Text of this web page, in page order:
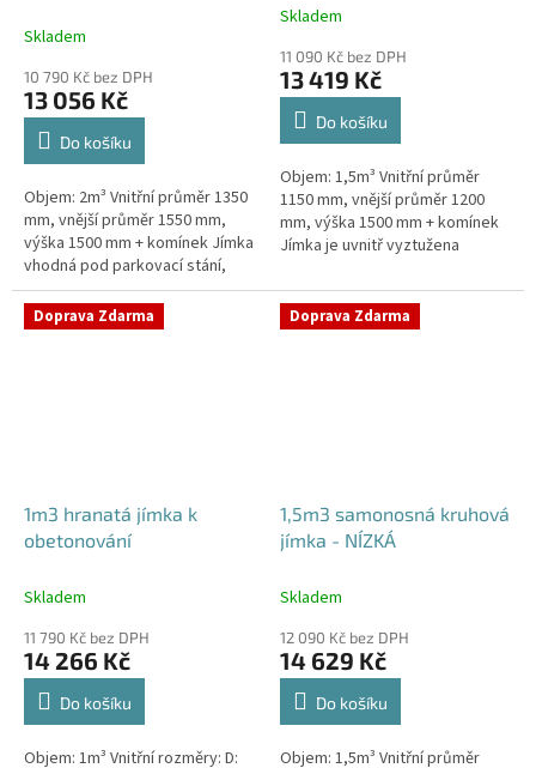
Skladem
10 790 Kč bez DPH
13 056 Kč
Do košíku
Objem: 2m³ Vnitřní průměr 1350
mm, vnější průměr 1550 mm,
výška 1500 mm + komínek Jímka
vhodná pod parkovací stání,
komunikace i terasy Průměr
přítoku specifikujte v...
Průměrné
produktu
je
4,2
hvězdiček.
Skladem
11 090 Kč bez DPH
13 419 Kč
Do košíku
Objem: 1,5m³ Vnitřní průměr
1150 mm, vnější průměr 1200
mm, výška 1500 mm + komínek
Jímka je uvnitř vyztužena
garanci její
samonosnosti.Kvalitní, pevná...
Doprava Zdarma
1m3 hranatá jímka k
obetonování
Skladem
11 790 Kč bez DPH
14 266 Kč
Do košíku
Objem: 1m³ Vnitřní rozměry: D:
Doprava Zdarma
1,5m3 samonosná kruhová
jímka - NÍZKÁ
Skladem
12 090 Kč bez DPH
14 629 Kč
Do košíku
Objem: 1,5m³ Vnitřní průměr